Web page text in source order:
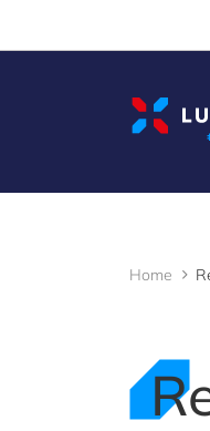
Home